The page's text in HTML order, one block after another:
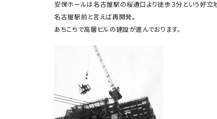
安保ホールは名古屋駅の桜通口より徒歩３分という好立地
名古屋駅前と言えば再開発。
あちこちで高層ビルの建設が進んでおります。